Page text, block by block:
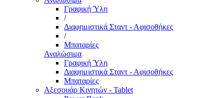
Γραφική Ύλη
/
Διαφημιστικά Σταντ - Αφισοθήκες
/
Μπαταρίες
Αναλώσιμα
Γραφική Ύλη
Διαφημιστικά Σταντ - Αφισοθήκες
Μπαταρίες
Αξεσουάρ Κινητών - Tablet